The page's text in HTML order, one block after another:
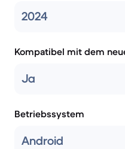
2024
Kompatibel mit dem
Ja
Betriebssystem
Android